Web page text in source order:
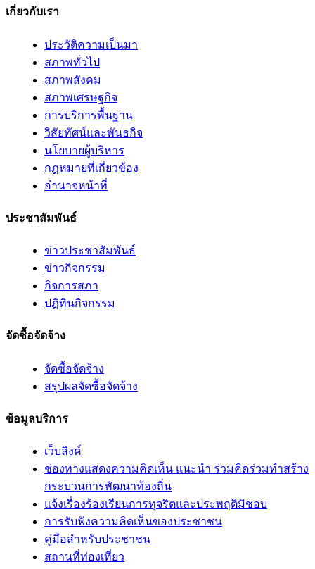
เกี่ยวกับเรา
ประวัติความเป็นมา
สภาพทั่วไป
สภาพสังคม
สภาพเศรษฐกิจ
การบริการพื้นฐาน
วิสัยทัศน์และพันธกิจ
นโยบายผู้บริหาร
กฎหมายที่เกี่ยวข้อง
อํานาจหน้าที่
ประชาสัมพันธ์
ข่าวประชาสัมพันธ์
ข่าวกิจกรรม
กิจการสภา
ปฏิทินกิจกรรม
จัดซื้อจัดจ้าง
จัดซื้อจัดจ้าง
สรุปผลจัดซื้อจัดจ้าง
ข้อมูลบริการ
เว็บลิงค์
ช่องทางแสดงความคิดเห็น แนะนำ ร่วมคิดร่วมทำสร้าง
กระบวนการพัฒนาท้องถิ่น
แจ้งเรื่องร้องเรียนการทุจริตและประพฤติมิชอบ
การรับฟังความคิดเห็นของประชาชน
คู่มือสำหรับประชาชน
สถานที่ท่องเที่ยว